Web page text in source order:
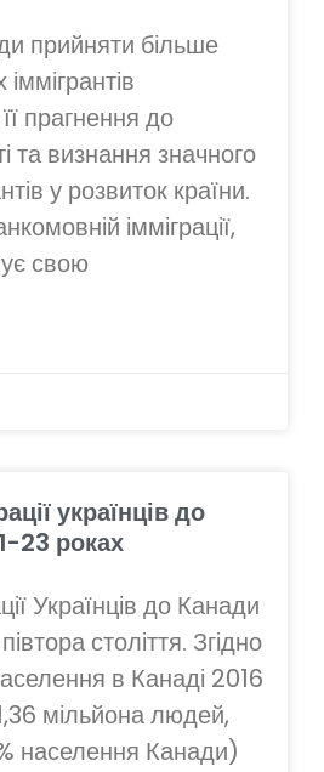
прийняти більше
прагнення до
та визнання значного
у розвиток країни.
імміграції,
свою
українців до
23 роках
Українців до Канади
століття. Згідно
в Канаді 2016
мільйона людей,
населення Канади)